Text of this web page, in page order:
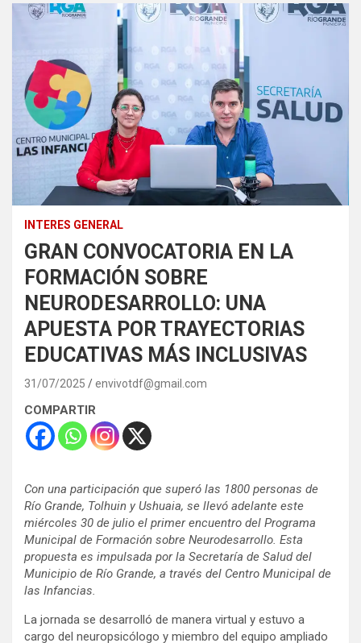
INTERES GENERAL
GRAN CONVOCATORIA EN LA
FORMACIÓN SOBRE
NEURODESARROLLO: UNA
APUESTA POR TRAYECTORIAS
EDUCATIVAS MÁS INCLUSIVAS
31/07/2025 envivotdf@gmail.com
COMPARTIR
Con una participación que superó las 1800 personas de
Río Grande, Tolhuin y Ushuaia, se llevó adelante este
miércoles 30 de julio el primer encuentro del Programa
Municipal de Formación sobre Neurodesarrollo. Esta
propuesta es impulsada por la Secretaría de Salud del
Municipio de Río Grande, a través del Centro Municipal de
las Infancias.
La jornada se desarrolló de manera virtual y estuvo a
cargo del neuropsicólogo y miembro del equipo ampliado